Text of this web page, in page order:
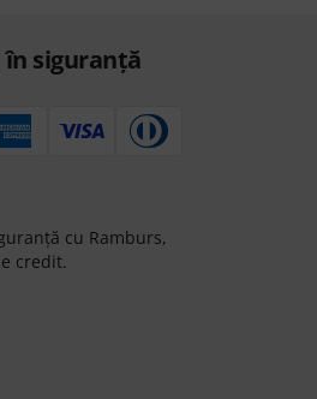
siguranță
cu Ramburs,
credit.